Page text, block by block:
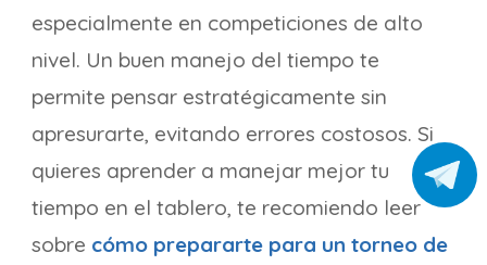
especialmente en competiciones de alto
nivel. Un buen manejo del tiempo te
permite pensar estratégicamente sin
apresurarte, evitando errores costosos. Si
quieres aprender a manejar mejor tu
tiempo en el tablero, te recomiendo leer
sobre cómo prepararte para un torneo de